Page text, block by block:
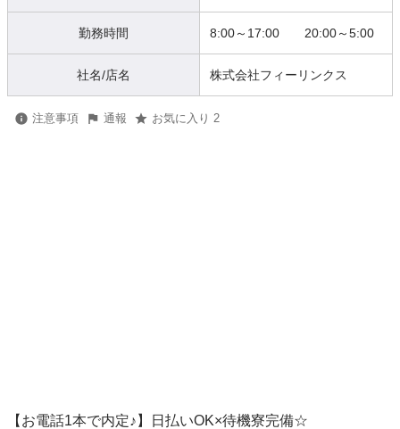
勤務時間 8:00～17:00 20:00～5:00
社名/店名 株式会社フィーリンクス
注意事項 通報 お気に入り 2
【お電話1本で内定♪】日払いOK×待機寮完備☆